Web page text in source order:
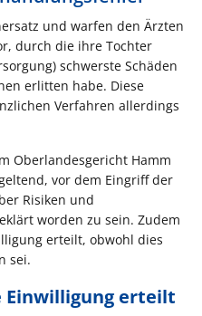
und warfen den Ärzten
durch die ihre Tochter
schwerste Schäden
erlitten habe. Diese
Verfahren allerdings
Oberlandesgericht Hamm
vor dem Eingriff der
Risiken und
worden zu sein. Zudem
erteilt, obwohl dies
sei.
Einwilligung erteilt